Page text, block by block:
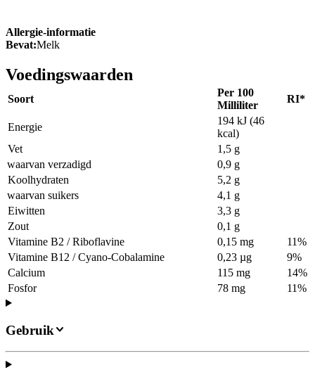
Allergie-informatie
Bevat:Melk
Voedingswaarden
Soort
Per 100
Milliliter
RI*
Energie
194 kJ (46
kcal)
Vet
1,5 g
waarvan verzadigd
0,9 g
Koolhydraten
5,2 g
waarvan suikers
4,1 g
Eiwitten
3,3 g
Zout
0,1 g
Vitamine B2 / Riboflavine
0,15 mg
11%
Vitamine B12 / Cyano-Cobalamine
0,23 µg
9%
Calcium
115 mg
14%
Fosfor
78 mg 11%
Gebruik